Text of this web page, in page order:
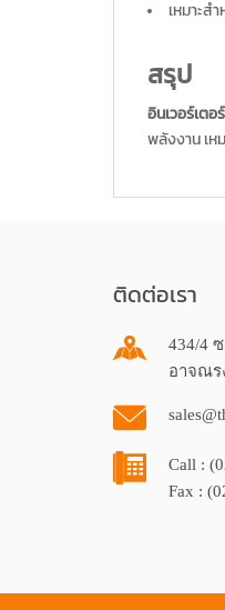
เหมาะส
สรุป
อินเวอร์เต
พลังงาน เห
ติดต่อเรา
434/4
อาจณร
Call :
Fax :